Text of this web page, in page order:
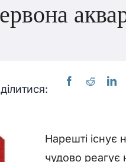
Нарешті існує
чудово реагує